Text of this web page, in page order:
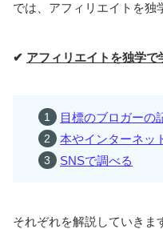
では、アフィリエイトを独
✔ アフィリエイトを独学で
目標のブロガーの
本やインターネッ
SNSで調べる
それぞれを解説していきま